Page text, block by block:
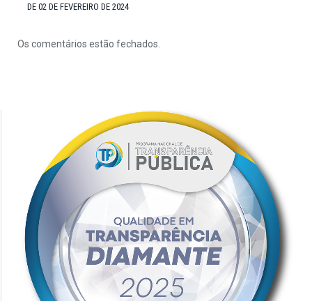
DE 02 DE FEVEREIRO DE 2024
Os comentários estão fechados.